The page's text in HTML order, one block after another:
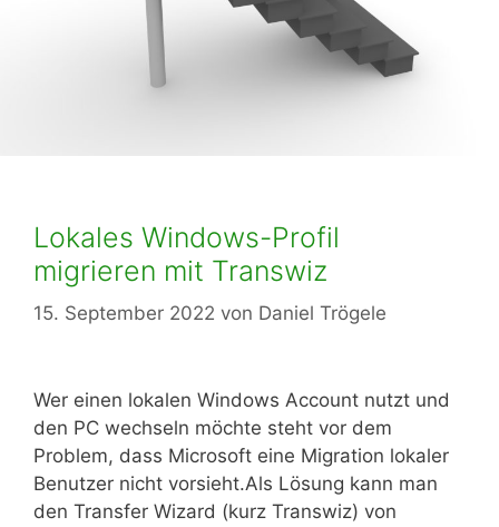
Lokales Windows-Profil
migrieren mit Transwiz
15. September 2022 von Daniel Trögele
Wer einen lokalen Windows Account nutzt und
den PC wechseln möchte steht vor dem
Problem, dass Microsoft eine Migration lokaler
Benutzer nicht vorsieht.Als Lösung kann man
den Transfer Wizard (kurz Transwiz) von